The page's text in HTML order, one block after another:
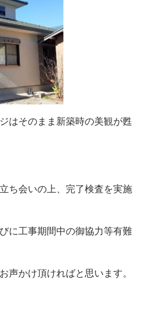
はそのまま 新築時の美観が甦
ち会いの上、完了検査を実施
に工事期間中の御協力等有難
声かけ頂ければと思います。